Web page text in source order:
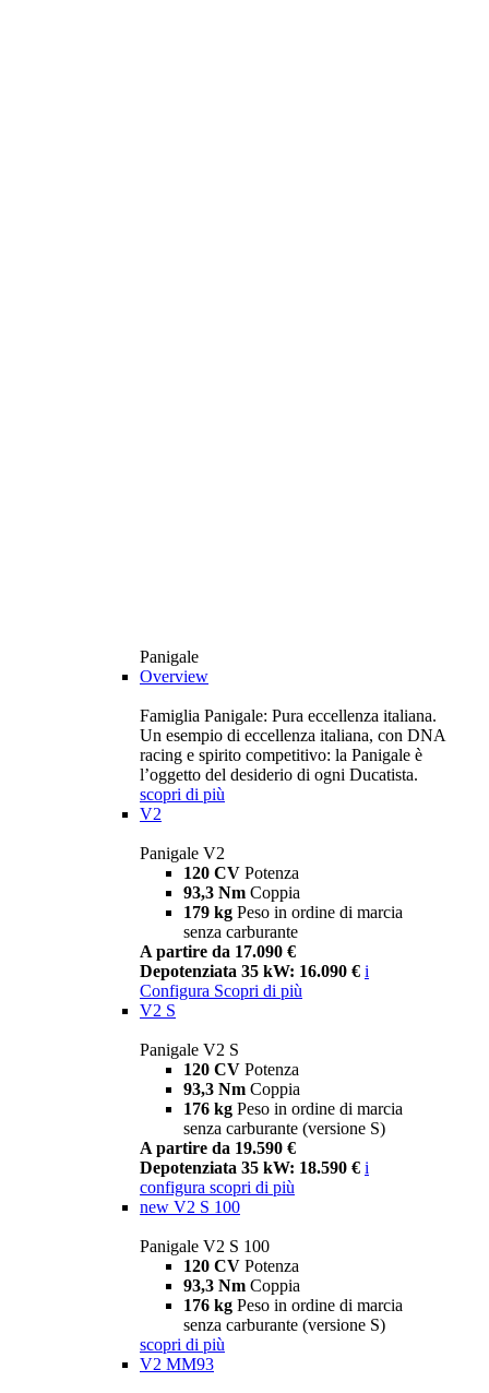
Panigale
Overview
Famiglia Panigale: Pura eccellenza italiana.
Un esempio di eccellenza italiana, con DNA
racing e spirito competitivo: la Panigale è
l’oggetto del desiderio di ogni Ducatista.
scopri di più
V2
Panigale V2
120 CV Potenza
93,3 Nm Coppia
179 kg Peso in ordine di marcia
senza carburante
A partire da 17.090 €
Depotenziata 35 kW: 16.090 € i
Configura Scopri di più
V2 S
Panigale V2 S
120 CV Potenza
93,3 Nm Coppia
176 kg Peso in ordine di marcia
senza carburante (versione S)
A partire da 19.590 €
Depotenziata 35 kW: 18.590 € i
configura scopri di più
new V2 S 100
Panigale V2 S 100
120 CV Potenza
93,3 Nm Coppia
176 kg Peso in ordine di marcia
senza carburante (versione S)
scopri di più
V2 MM93